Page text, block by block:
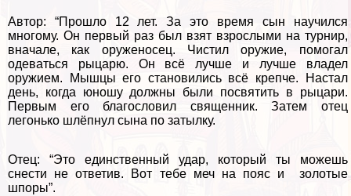
Автор: “Прошло 12 лет. За это время сын научился
многому. Он первый раз был взят взрослыми на турнир,
вначале, как оруженосец. Чистил оружие, помогал
одеваться рыцарю. Он всё лучше и лучше владел
оружием. Мышцы его становились всё крепче. Настал
день, когда юношу должны были посвятить в рыцари.
Первым его благословил священник. Затем отец
легонько шлёпнул сына по затылку.
Отец: “Это единственный удар, который ты можешь
снести не ответив. Вот тебе меч на пояс и золотые
шпоры”.